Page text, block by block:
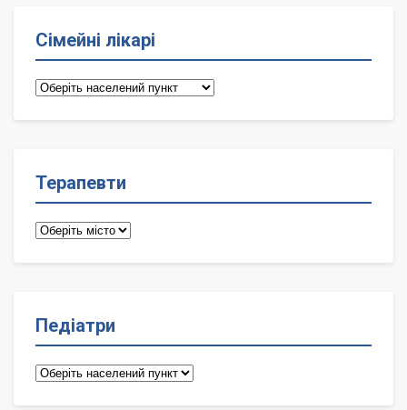
Сімейні лікарі
Сімейні
Терапевти
Терапевти
Педіатри
Педіатри